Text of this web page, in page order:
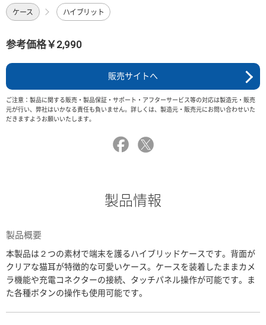
ケース ハイブリット
参考価格￥2,990
販売サイトへ
ご注意：製品に関する販売・製品保証・サポート・アフターサービス等の対応は製造元・販売
元が行い、弊社はいかなる責任も負いません。詳しくは、製造元・販売元にお問い合わせいた
だきますようお願いいたします。
製品情報
製品概要
本製品は２つの素材で端末を護るハイブリッドケースです。背面が
クリアな猫耳が特徴的な可愛いケース。ケースを装着したままカメ
ラ機能や充電コネクターの接続、タッチパネル操作が可能です。ま
た各種ボタンの操作も使用可能です。